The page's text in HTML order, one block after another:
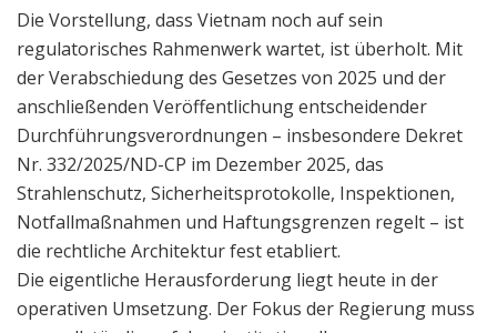
Die Vorstellung, dass Vietnam noch auf sein
regulatorisches Rahmenwerk wartet, ist überholt. Mit
der Verabschiedung des Gesetzes von 2025 und der
anschließenden Veröffentlichung entscheidender
Durchführungsverordnungen – insbesondere Dekret
Nr. 332/2025/ND-CP im Dezember 2025, das
Strahlenschutz, Sicherheitsprotokolle, Inspektionen,
Notfallmaßnahmen und Haftungsgrenzen regelt – ist
die rechtliche Architektur fest etabliert.
Die eigentliche Herausforderung liegt heute in der
operativen Umsetzung. Der Fokus der Regierung muss